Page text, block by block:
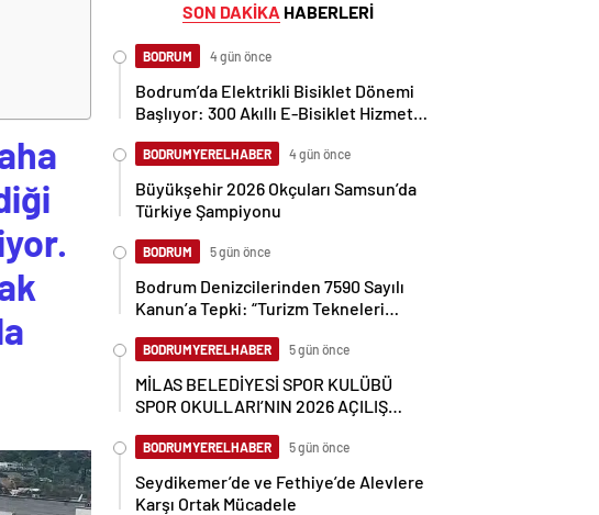
SON DAKİKA HABERLERİ
BODRUM 4 gün önce
Bodrum’da Elektrikli Bisiklet Dönemi
Başlıyor: 300 Akıllı E-Bisiklet Hizmete
BODRUMYERELHABER 4 gün önce
Büyükşehir 2026 Okçuları Samsun’da
Türkiye Şampiyonu
BODRUM 5 gün önce
Bodrum Denizcilerinden 7590 Sayılı
Kanun’a Tepki: “Turizm Tekneleri
BODRUMYERELHABER 5 gün önce
MİLAS BELEDİYESİ SPOR KULÜBÜ
SPOR OKULLARI’NIN 2026 AÇILIŞ
BODRUMYERELHABER 5 gün önce
Seydikemer’de ve Fethiye’de Alevlere
Karşı Ortak Mücadele